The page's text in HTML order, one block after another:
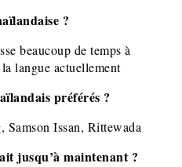
?
beaucoup de temps à
langue actuellement
préférés ?
Samson Issan, Rittewada
jusqu’à maintenant ?